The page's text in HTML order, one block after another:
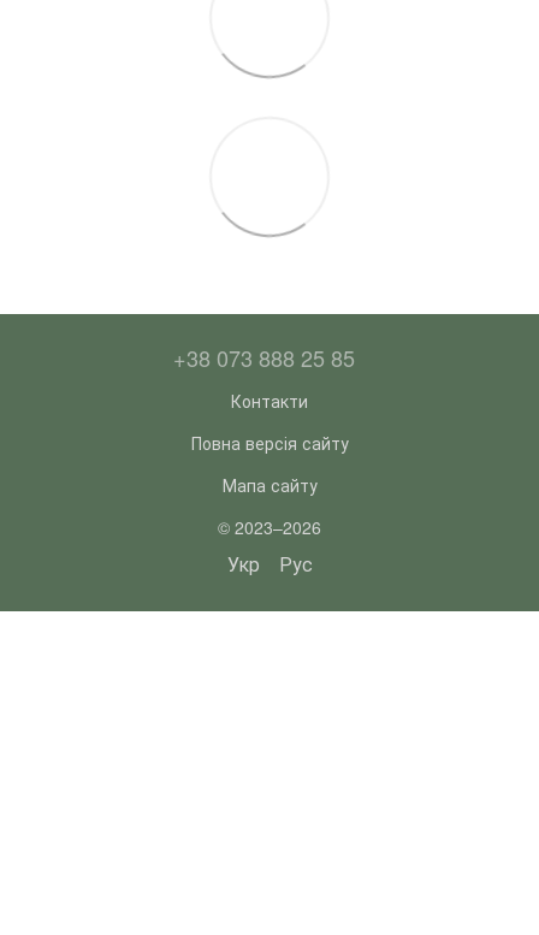
+38 073 888 25 85
Контакти
Повна версія сайту
Мапа сайту
© 2023–2026
Укр Рус